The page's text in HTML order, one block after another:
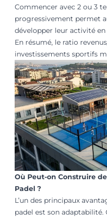
Commencer avec 2 ou 3
progressivement permet
développer leur activité
En résumé, le ratio
investissements sportifs
Où Peut-on Construire
Padel ?
L’un des principaux
padel est son adaptabilité.